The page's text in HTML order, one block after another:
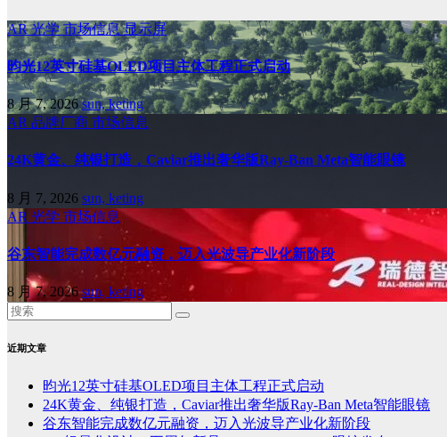
AR光学市场信息显示屏
昀光12英寸硅基OLED项目主体工程正式启动
8 月 7, 2026sun, keting
AR 品牌厂商 市场信息
24K黄金、纯银打造，Caviar推出奢华版Ray-Ban Meta智能眼镜
8 月 7, 2026 sun, keting
AR 光学 市场信息
谷东智能完成数亿元融资，迈入光波导产业化新阶段
8 月 7, 2026sun, keting
近期文章
昀光12英寸硅基OLED项目主体工程正式启动
24K黄金、纯银打造，Caviar推出奢华版Ray-Ban Meta智能眼镜
谷东智能完成数亿元融资，迈入光波导产业化新阶段